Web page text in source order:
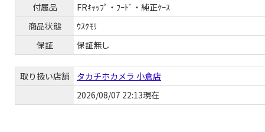
付属品
FRｷｬｯﾌﾟ・ﾌｰﾄﾞ・純正ｹｰｽ
商品状態
ｳｽｸﾓﾘ
保証
保証無し
取り扱い店舗
タカチホカメラ 小倉店
2026/08/07 22:13現在